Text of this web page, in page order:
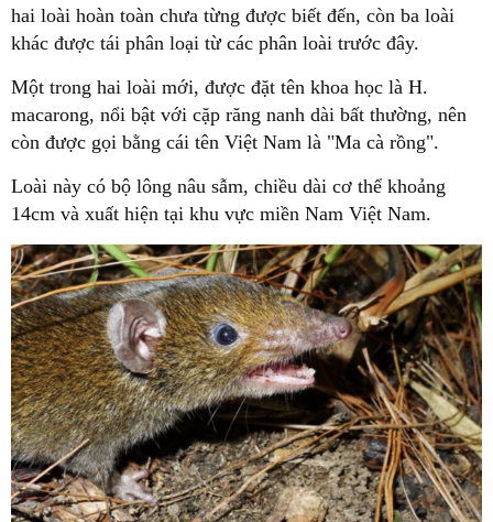
hai loài hoàn toàn chưa từng được biết đến, còn ba loài
khác được tái phân loại từ các phân loài trước đây.
Một trong hai loài mới, được đặt tên khoa học là H.
macarong, nổi bật với cặp răng nanh dài bất thường, nên
còn được gọi bằng cái tên Việt Nam là "Ma cà rồng".
Loài này có bộ lông nâu sẫm, chiều dài cơ thể khoảng
14cm và xuất hiện tại khu vực miền Nam Việt Nam.